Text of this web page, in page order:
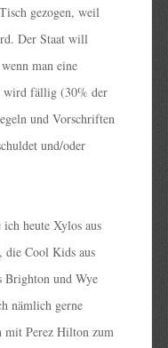
gezogen, weil
Der Staat will
man eine
wird fällig (30% der
und Vorschriften
und/oder
ich heute Xylos aus
die Cool Kids aus
Brighton und Wye
nämlich gerne
mit Perez Hilton zum